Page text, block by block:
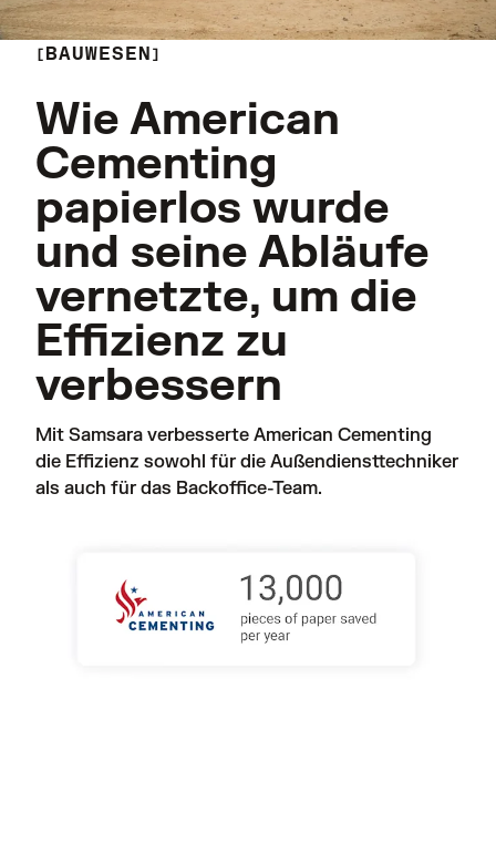
BAUWESEN
Wie American
Cementing
papierlos wurde
und seine Abläufe
vernetzte, um die
Effizienz zu
verbessern
Mit Samsara verbesserte American Cementing
die Effizienz sowohl für die Außendiensttechniker
als auch für das Backoffice-Team.